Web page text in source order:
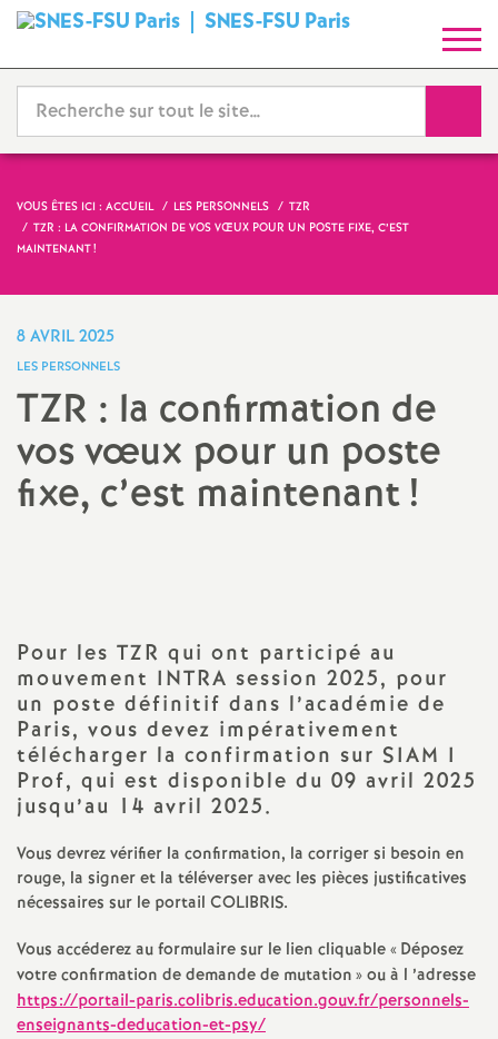
SNES-FSU ParisS
y
n
d
t
N
i
o
n
a
l
d
e
VOUS ÊTES ICI : ACCUEIL LES PERSONNELS
TZR
TZR : LA CONFIRMATION DE VOS VŒUX POUR UN POSTE FIXE, C’EST
MAINTENANT!
8 AVRIL 2025
LES PERSONNELS
TZR : la confirmation de
vos vœux pour un poste
fixe, c’est maintenant!
Pour les TZR qui ont participé au
mouvement INTRA session 2025, pour
un poste définitif dans l’académie de
Paris, vous devez impérativement
télécharger la confirmation sur SIAM I
Prof, qui est disponible du 09 avril 2025
jusqu’au 14 avril 2025.
Vous devrez vérifier la confirmation, la corriger si besoin en
rouge, la signer et la téléverser avec les pièces justificatives
nécessaires sur le portail COLIBRIS.
Vous accéderez au formulaire sur le lien cliquable «Déposez
votre confirmation de demande de mutation» ou à l ’adresse
https://portail-paris.colibris.education.gouv.fr/personnels-
enseignants-deducation-et-psy/